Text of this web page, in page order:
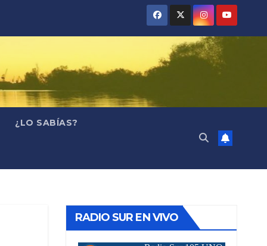
¿LO SABÍAS?
RADIO SUR EN VIVO